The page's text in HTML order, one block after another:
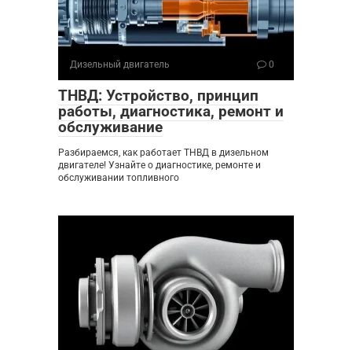
Дизельный двигатель 0
ТНВД: Устройство, принцип
работы, диагностика, ремонт и
обслуживание
Разбираемся, как работает ТНВД в дизельном
двигателе! Узнайте о диагностике, ремонте и
обслуживании топливного